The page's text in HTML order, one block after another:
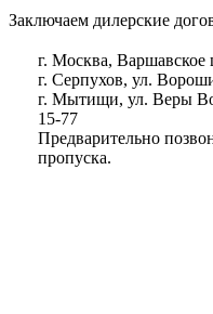
Заключаем дилерские
г. Москва, Варшавское
г. Серпухов, ул.
г. Мытищи, ул. Веры
15-77
Предварительно
пропуска.